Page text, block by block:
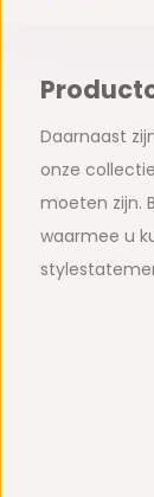
Daarnaast
onze
moeten zijn.
waarmee u